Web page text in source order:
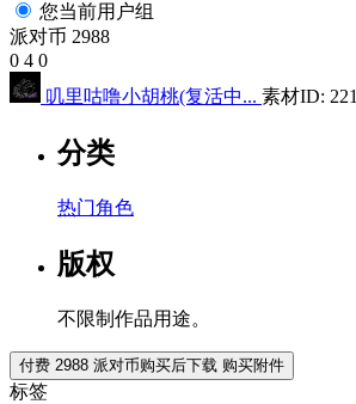
您当前用户组
派对币 2988
0 4 0
叽里咕噜小胡桃(复活中... 素材ID: 221
分类
热门角色
版权
不限制作品用途。
付费 2988 派对币购买后下载 购买附件
标签